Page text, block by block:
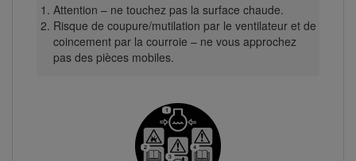
Attention – ne touchez pas la surface chaude.
Risque de coupure/mutilation par le ventilateur et de
coincement par la courroie – ne vous approchez
pas des pièces mobiles.